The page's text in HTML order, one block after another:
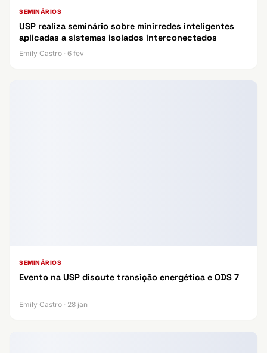
SEMINÁRIOS
USP realiza seminário sobre minirredes inteligentes
aplicadas a sistemas isolados interconectados
Emily Castro · 6 fev
SEMINÁRIOS
Evento na USP discute transição energética e ODS 7
Emily Castro · 28 jan